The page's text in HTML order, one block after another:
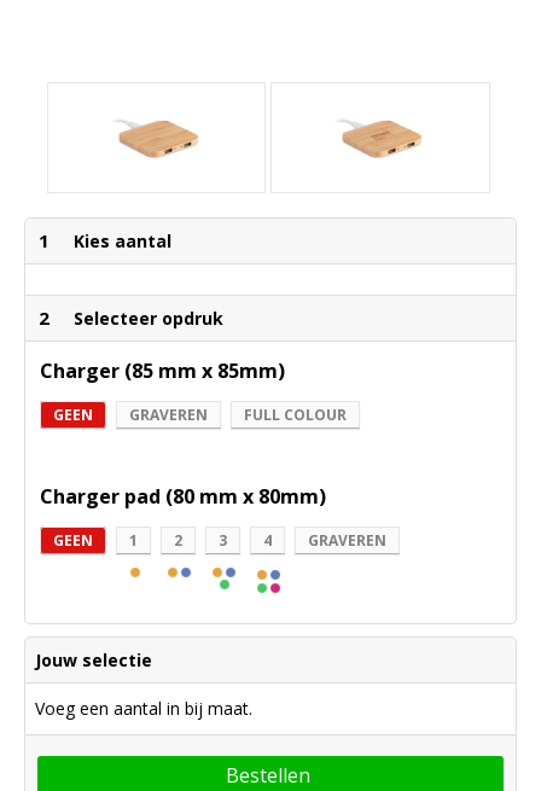
1 Kies aantal
2 Selecteer opdruk
Charger (85 mm x 85mm)
GEEN GRAVEREN FULL COLOUR
Charger pad (80 mm x 80mm)
GEEN 1 2 3 4 GRAVEREN
Jouw selectie
Voeg een aantal in bij maat.
Bestellen